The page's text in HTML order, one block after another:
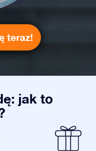
teraz!
jak to